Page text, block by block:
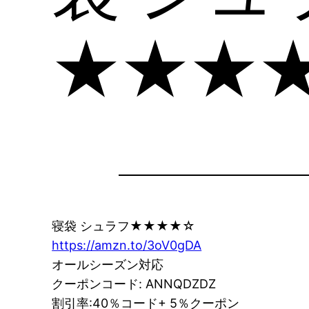
寝袋 シュラフ★★★★☆
https://amzn.to/3oV0gDA
オールシーズン対応
クーポンコード: ANNQDZDZ
割引率:40％コード+ 5％クーポン